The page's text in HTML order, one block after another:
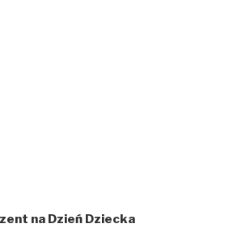
na Dzień Dziecka